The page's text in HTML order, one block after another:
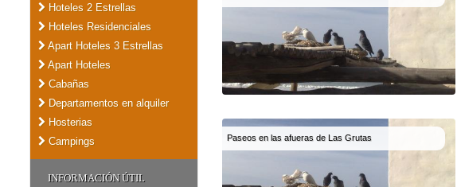
Hoteles 2 Estrellas
Hoteles Residenciales
Apart Hoteles 3 Estrellas
Apart Hoteles
Cabañas
Departamentos en alquiler
Hosterias
Campings
INFORMACIÓN ÚTIL
Paseos en las afueras de Las Grutas